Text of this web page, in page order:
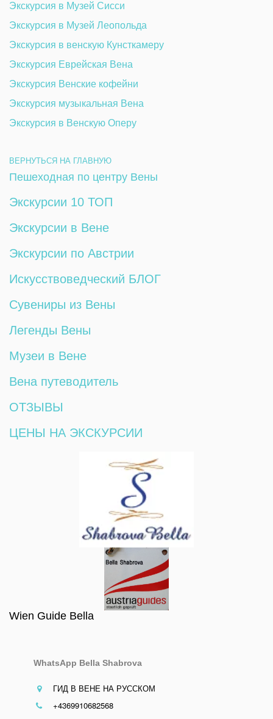
Экскурсия в Музей Сисси
Экскурсия в Музей Леопольда
Экскурсия в венскую Кунсткамеру
Экскурсия Еврейская Вена
Экскурсия Венские кофейни
Экскурсия музыкальная Вена
Экскурсия в Венскую Оперу
ВЕРНУТЬСЯ НА ГЛАВНУЮ
Пешеходная по центру Вены
Экскурсии 10 ТОП
Экскурсии в Вене
Экскурсии по Австрии
Искусствоведческий БЛОГ
Сувениры из Вены
Легенды Вены
Музеи в Вене
Вена путеводитель
ОТЗЫВЫ
ЦЕНЫ НА ЭКСКУРСИИ
Wien Guide Bella
WhatsApp Bella Shabrova
ГИД В ВЕНЕ НА РУССКОМ
+4369910682568